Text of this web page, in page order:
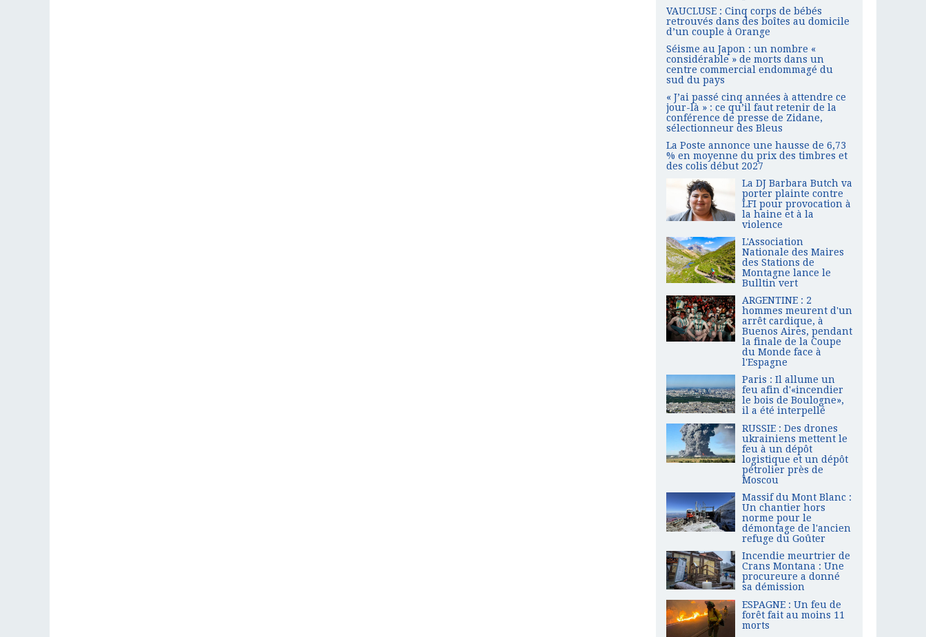
VAUCLUSE : Cinq corps de bébés
retrouvés dans des boîtes au domicile
d’un couple à Orange
Séisme au Japon : un nombre «
considérable » de morts dans un
centre commercial endommagé du
sud du pays
« J’ai passé cinq années à attendre ce
jour-là » : ce qu’il faut retenir de la
conférence de presse de Zidane,
sélectionneur des Bleus
La Poste annonce une hausse de 6,73
% en moyenne du prix des timbres et
des colis début 2027
La DJ Barbara Butch va
porter plainte contre
LFI pour provocation à
la haine et à la
violence
L'Association
Nationale des Maires
des Stations de
Montagne lance le
Bulltin vert
ARGENTINE : 2
hommes meurent d'un
arrêt cardique, à
Buenos Aires, pendant
la finale de la Coupe
du Monde face à
l'Espagne
Paris : Il allume un
feu afin d'«incendier
le bois de Boulogne»,
il a été interpellé
RUSSIE : Des drones
ukrainiens mettent le
feu à un dépôt
logistique et un dépôt
pétrolier près de
Moscou
Massif du Mont Blanc :
Un chantier hors
norme pour le
démontage de l'ancien
refuge du Goûter
Incendie meurtrier de
Crans Montana : Une
procureure a donné
sa démission
ESPAGNE : Un feu de
forêt fait au moins 11
morts